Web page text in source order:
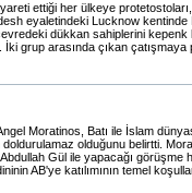
ettiği her ülkeye
eyaletindeki Lucknow
dükkan sahiplerini kepenk
İki grup arasında çıkan
Moratinos, Batı ile İslam
olduğunu belirtti.
Gül ile yapacağı görüşme
AB'ye katılımının temel